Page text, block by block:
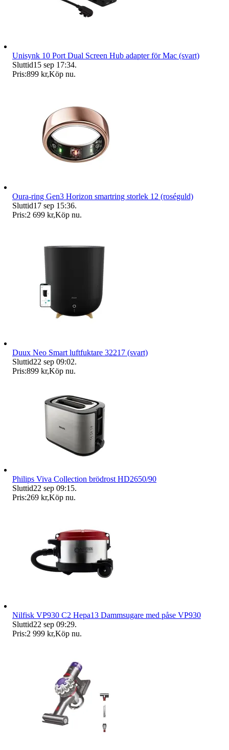
Unisynk 10 Port Dual Screen Hub adapter för Mac (svart)
Sluttid15 sep 17:34.
Pris:899 kr,Köp nu.
Oura-ring Gen3 Horizon smartring storlek 12 (roséguld)
Sluttid17 sep 15:36.
Pris:2 699 kr,Köp nu.
Duux Neo Smart luftfuktare 32217 (svart)
Sluttid22 sep 09:02.
Pris:899 kr,Köp nu.
Philips Viva Collection brödrost HD2650/90
Sluttid22 sep 09:15.
Pris:269 kr,Köp nu.
Nilfisk VP930 C2 Hepa13 Dammsugare med påse VP930
Sluttid22 sep 09:29.
Pris:2 999 kr,Köp nu.